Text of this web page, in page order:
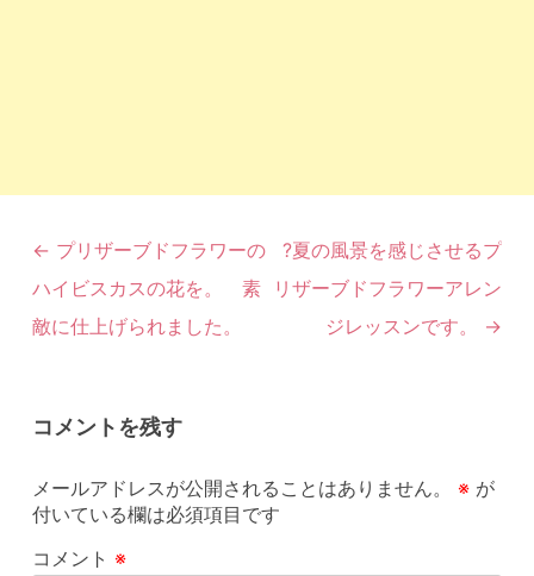
投
ナ
ビ
ョ
← プリザーブドフラワーの
ハイビスカスの花を。 素
敵に仕上げられました。
?夏の風景を感じさせるプ
リザーブドフラワーアレン
ジレッスンです。
→
コメントを残す
メールアドレスが公開されることはありません。 ※ が
付いている欄は必須項目です
コメント※